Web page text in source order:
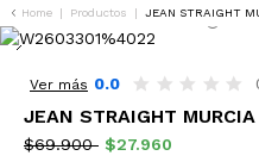
Home | Productos | JEAN STRAIGHT
Ver más 0.0
JEAN STRAIGHT MURCIA
$69.900 $27.960